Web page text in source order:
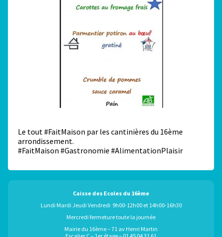
Le tout #FaitMaison par les cantinières du 16ème
arrondissement.
#FaitMaison #Gastronomie #AlimentationPlaisir
Caisse des Ecoles du 16ème
Lundi Mardi Jeudi Vendredi 9h00-12h00 et 14h00-16h30
Mercredi fermeture toute la journée
Mairie du 16ème – 71 av Henri Martin